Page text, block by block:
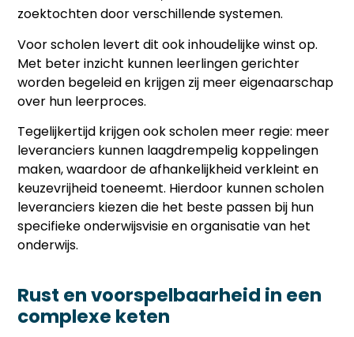
zoektochten door verschillende systemen.
Voor scholen levert dit ook inhoudelijke winst op.
Met beter inzicht kunnen leerlingen gerichter
worden begeleid en krijgen zij meer eigenaarschap
over hun leerproces.
Tegelijkertijd krijgen ook scholen meer regie: meer
leveranciers kunnen laagdrempelig koppelingen
maken, waardoor de afhankelijkheid verkleint en
keuzevrijheid toeneemt. Hierdoor kunnen scholen
leveranciers kiezen die het beste passen bij hun
specifieke onderwijsvisie en organisatie van het
onderwijs.
Rust en voorspelbaarheid in een
complexe keten